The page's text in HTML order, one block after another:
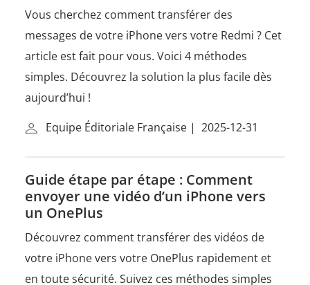
Vous cherchez comment transférer des
messages de votre iPhone vers votre Redmi ? Cet
article est fait pour vous. Voici 4 méthodes
simples. Découvrez la solution la plus facile dès
aujourd’hui !
Equipe Éditoriale Française | 2025-12-31
Guide étape par étape : Comment
envoyer une vidéo d’un iPhone vers
un OnePlus
Découvrez comment transférer des vidéos de
votre iPhone vers votre OnePlus rapidement et
en toute sécurité. Suivez ces méthodes simples